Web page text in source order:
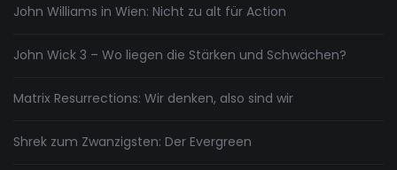
John Williams in Wien: Nicht zu alt für Action
John Wick 3 – Wo liegen die Stärken und Schwächen?
Matrix Resurrections: Wir denken, also sind wir
Shrek zum Zwanzigsten: Der Evergreen